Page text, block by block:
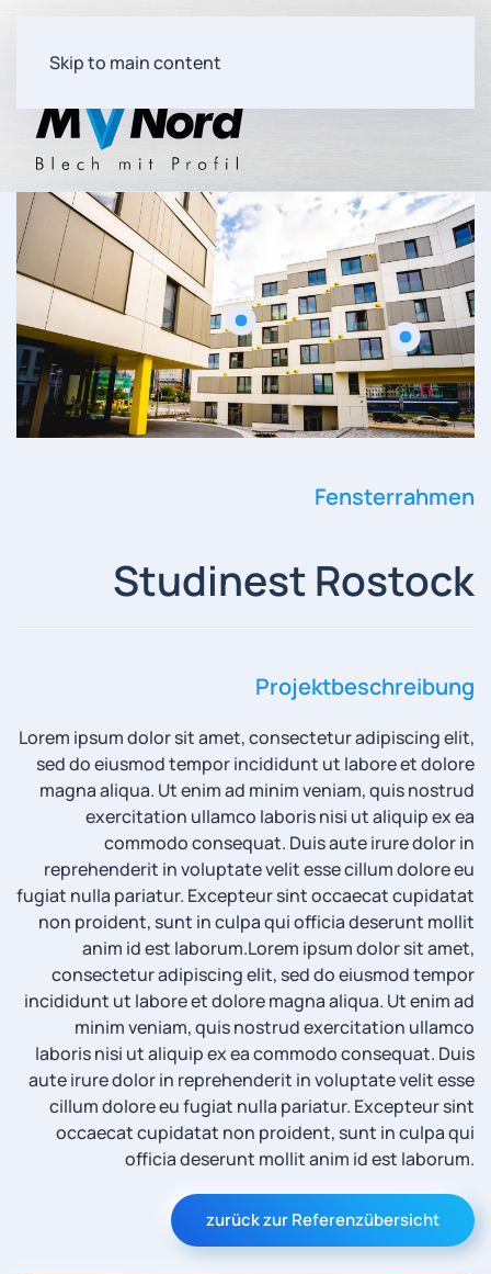
Skip to main content
Fensterrahmen
Studinest Rostock
Projektbeschreibung
Lorem ipsum dolor sit amet, consectetur adipiscing elit,
sed do eiusmod tempor incididunt ut labore et dolore
magna aliqua. Ut enim ad minim veniam, quis nostrud
exercitation ullamco laboris nisi ut aliquip ex ea
commodo consequat. Duis aute irure dolor in
reprehenderit in voluptate velit esse cillum dolore eu
fugiat nulla pariatur. Excepteur sint occaecat cupidatat
non proident, sunt in culpa qui officia deserunt mollit
anim id est laborum.Lorem ipsum dolor sit amet,
consectetur adipiscing elit, sed do eiusmod tempor
incididunt ut labore et dolore magna aliqua. Ut enim ad
minim veniam, quis nostrud exercitation ullamco
laboris nisi ut aliquip ex ea commodo consequat. Duis
aute irure dolor in reprehenderit in voluptate velit esse
cillum dolore eu fugiat nulla pariatur. Excepteur sint
occaecat cupidatat non proident, sunt in culpa qui
officia deserunt mollit anim id est laborum.
zurück zur Referenzübersicht